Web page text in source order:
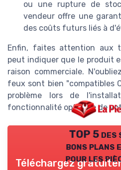
ou une rupture de
vendeur offre une
des coûts futurs liés à
Enfin, faites attention aux
peut indiquer que le produit
raison commerciale.
feux sont bien "compatibles
problème lors de
fonctionnalité optimale de
TOP 5 des
bons plans
pour les
Téléchargez